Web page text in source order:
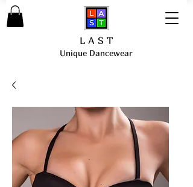
Unique Dancewear
L A S T